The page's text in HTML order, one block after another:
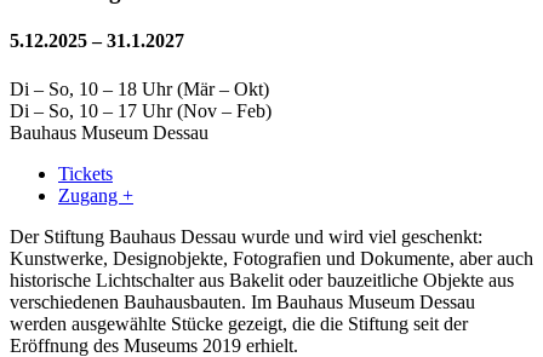
5.12.2025 – 31.1.2027
Di – So, 10 – 18 Uhr (Mär – Okt)
Di – So, 10 – 17 Uhr (Nov – Feb)
Bauhaus Museum Dessau
Tickets
Zugang +
Der Stiftung Bauhaus Dessau wurde und wird viel geschenkt:
Kunstwerke, Designobjekte, Fotografien und Dokumente, aber auch
historische Lichtschalter aus Bakelit oder bauzeitliche Objekte aus
verschiedenen Bauhausbauten. Im Bauhaus Museum Dessau
werden ausgewählte Stücke gezeigt, die die Stiftung seit der
Eröffnung des Museums 2019 erhielt.